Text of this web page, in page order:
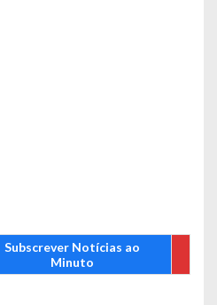
Subscrever Notícias ao
Minuto